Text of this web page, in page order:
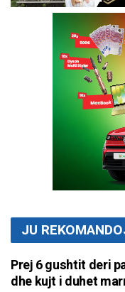
JU
Prej 6 gushtit deri
dhe kujt i duhet